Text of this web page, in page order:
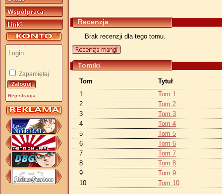
Zapamiętaj
Rejestracja
Recenzja
Brak recenzji dla tego tomu.
Tomiki
Tom
Tytuł
1
Tom 1
2
Tom 2
3
Tom 3
4
Tom 4
5
Tom 5
6
Tom 6
7
Tom 7
8
Tom 8
9
Tom 9
10
Tom 10